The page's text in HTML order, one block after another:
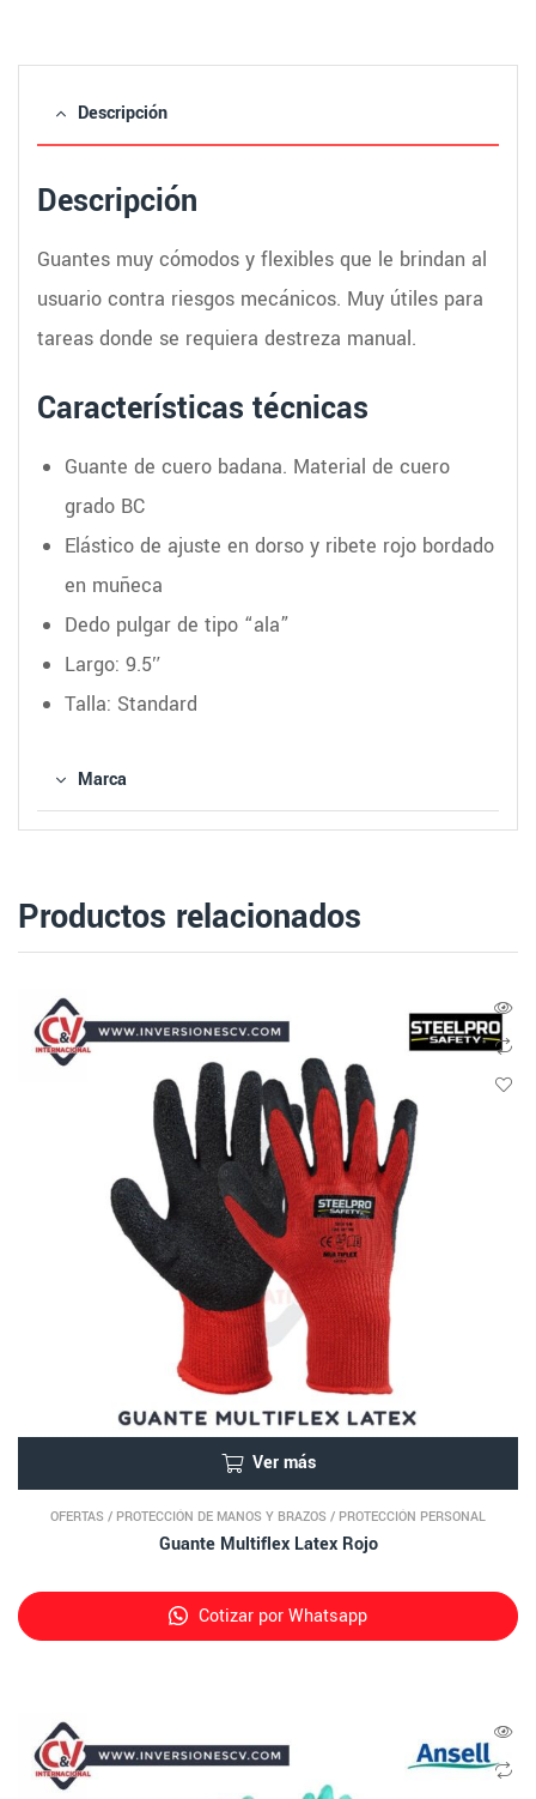
Descripción
Descripción
Guantes muy cómodos y flexibles que le brindan al
usuario contra riesgos mecánicos. Muy útiles para
tareas donde se requiera destreza manual.
Características técnicas
Guante de cuero badana. Material de cuero
grado BC
Elástico de ajuste en dorso y ribete rojo bordado
en muñeca
Dedo pulgar de tipo “ala”
Largo: 9.5″
Talla: Standard
Marca
Productos relacionados
Ver más
OFERTAS / PROTECCIÓN DE MANOS Y BRAZOS / PROTECCIÓN PERSONAL
Guante Multiflex Latex Rojo
Cotizar por Whatsapp